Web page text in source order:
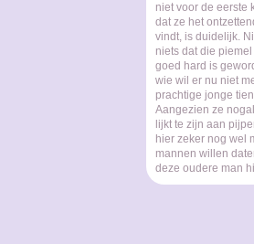
niet voor de eerste
dat ze het
vindt, is duidelijk.
niets dat die
goed hard is
wie wil er nu niet
prachtige jonge
Aangezien ze
lijkt te zijn aan
hier zeker nog wel
mannen willen
deze oudere man